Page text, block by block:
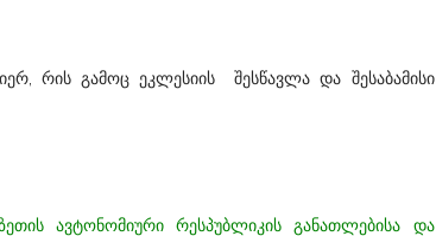
რის გამოც ეკლესიის შესწავლა და შესაბამისი
ავტონომიური რესპუბლიკის განათლებისა და